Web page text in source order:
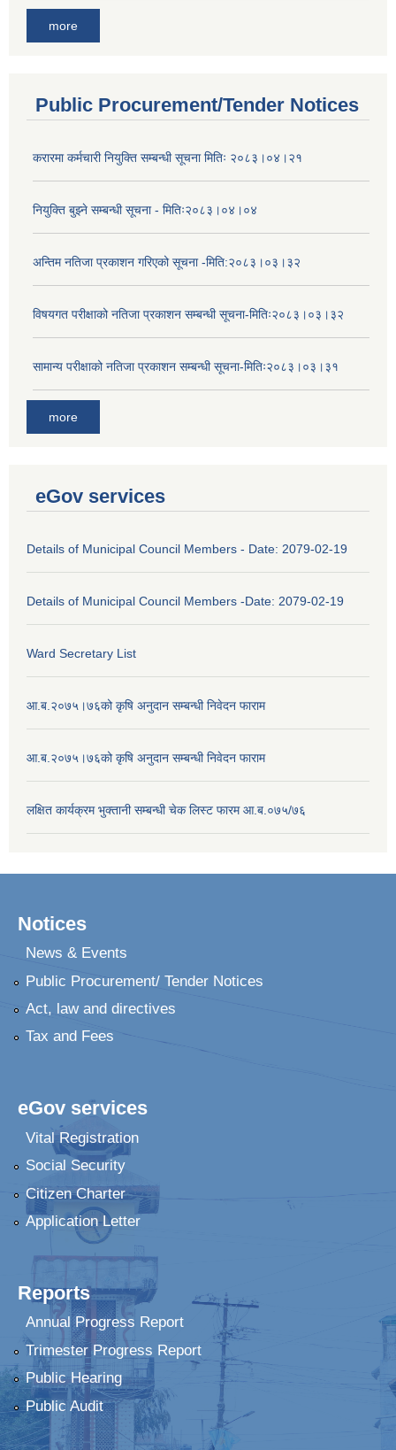
more
Public Procurement/Tender Notices
करारमा कर्मचारी नियुक्ति सम्बन्धी सूचना मितिः २०८३।०४।२१
नियुक्ति बुझ्ने सम्बन्धी सूचना - मितिः२०८३।०४।०४
अन्तिम नतिजा प्रकाशन गरिएको सूचना -मिति:२०८३।०३।३२
विषयगत परीक्षाको नतिजा प्रकाशन सम्बन्धी सूचना-मितिः२०८३।०३।३२
सामान्य परीक्षाको नतिजा प्रकाशन सम्बन्धी सूचना-मितिः२०८३।०३।३१
more
eGov services
Details of Municipal Council Members - Date: 2079-02-19
Details of Municipal Council Members -Date: 2079-02-19
Ward Secretary List
आ.ब.२०७५।७६को कृषि अनुदान सम्बन्धी निवेदन फाराम
आ.ब.२०७५।७६को कृषि अनुदान सम्बन्धी निवेदन फाराम
लक्षित कार्यक्रम भुक्तानी सम्बन्धी चेक लिस्ट फारम आ.ब.०७५/७६
Notices
News & Events
Public Procurement/ Tender Notices
Act, law and directives
Tax and Fees
eGov services
Vital Registration
Social Security
Citizen Charter
Application Letter
Reports
Annual Progress Report
Trimester Progress Report
Public Hearing
Public Audit